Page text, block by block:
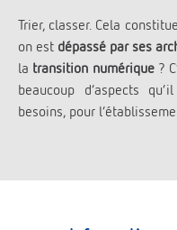
Trier, classer. Cela
on est dépassé par ses
la transition numérique?
beaucoup d’aspects
besoins, pour